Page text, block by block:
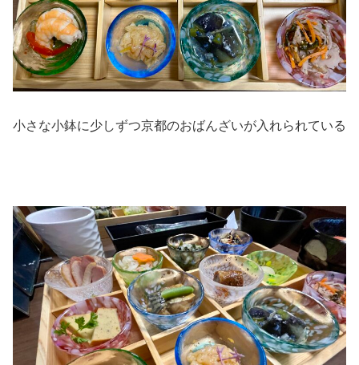
小さな小鉢に少しずつ京都のおばんざいが入れられている